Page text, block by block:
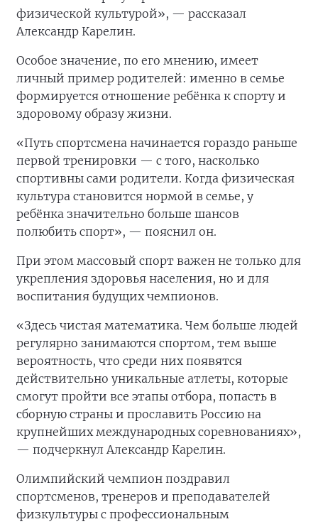
физической культурой», — рассказал
Александр Карелин.
Особое значение, по его мнению, имеет
личный пример родителей: именно в семье
формируется отношение ребёнка к спорту и
здоровому образу жизни.
«Путь спортсмена начинается гораздо раньше
первой тренировки — с того, насколько
спортивны сами родители. Когда физическая
культура становится нормой в семье, у
ребёнка значительно больше шансов
полюбить спорт», — пояснил он.
При этом массовый спорт важен не только для
укрепления здоровья населения, но и для
воспитания будущих чемпионов.
«Здесь чистая математика. Чем больше людей
регулярно занимаются спортом, тем выше
вероятность, что среди них появятся
действительно уникальные атлеты, которые
смогут пройти все этапы отбора, попасть в
сборную страны и прославить Россию на
крупнейших международных соревнованиях»,
— подчеркнул Александр Карелин.
Олимпийский чемпион поздравил
спортсменов, тренеров и преподавателей
физкультуры с профессиональным